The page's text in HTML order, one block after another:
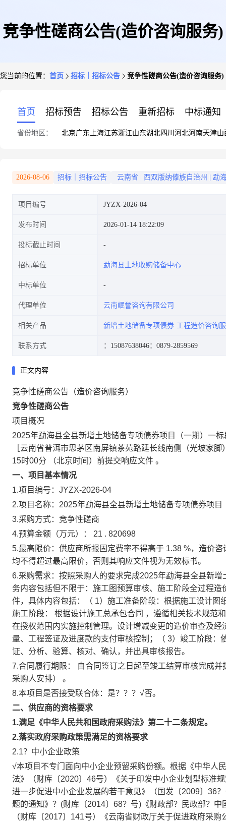
竞争性磋商公告(造价咨询服务)
您当前的位置： 首页 招标｜招标公告 竞争性磋商公告(造价咨询服务)
首页 招标预告 招标公告 重新招标 中标通知
省份地区： 北京广东 上海江苏浙江山东湖北四川 河北河南天津山
2026-08-06 招标｜招标公告 云南省 西双版纳傣族自治州 勐
项目编号 JYZX-2026-04
发布时间 2026-01-14 18:22:09
投标截止时间
招标单位 勐海县土地收购储备中心
中标单位
代理单位 云南崛誉咨询有限公司
相关产品 新增土地储备专项债券 工程造价咨询
联系方式 ：15087638046：0879-2859569
正文内容
竞争性磋商公告（造价咨询服务）
竞争性磋商公告
项目概况
2025年勐海县全县新增土地储备专项债券项目（一期）一
［云南省普洱市思茅区南屏镇茶苑路延长线南侧（光坡家
15时00分
（北京时间）前提交响应文件 。
一、项目基本情况
1.项目编号：JYZX-2026-04
2.项目名称：2025年勐海县全县新增土地储备专项债券项
3.采购方式：竞争性磋商
4.预算金额（万元）： 21 . 820698
5.最高限价：供应商所报固定费率不得高于 1.38 %，造价咨
均不得超过最高限价，否则其响应文件视为无效标书。
6.采购需求：按照采购人的要求完成2025年勐海县全县新
务内容包括但不限于：施工图预算审核、施工阶段全过程造
件，具体内容包括：（ 1）施工准备阶段：根据施工设计图
施工阶段： 根据设计施工总承包合同 ，遵循相关技术规范
在授权范围内实施控制管理。设计增减变更的造价审查及
量、工程签证及进度款的支付审核控制；（ 3）竣工阶段：
证、分析、验算、核对、确认，并出具审核报告。
7.合同履行期限：
自合同签订之日起至竣工结算审核完成
采购人安排） 。
8.本项目是否接受联合体：是？？？√否。
二、供应商的资格要求
1.满足《中华人民共和国政府采购法》第二十二条规定。
2.落实政府采购政策需满足的资格要求
2.1？中小企业政策
√本项目不专门面向中小企业预留采购份额。根据《中华人
法》（财库〔2020〕46号）《关于印发中小企业划型标准
进一步促进中小企业发展的若干意见》（国发〔2009〕36
题的通知》？(财库〔2014〕68？号)《财政部？民政部？
（财库〔2017〕141号）《云南省财政厅关于促进政府采